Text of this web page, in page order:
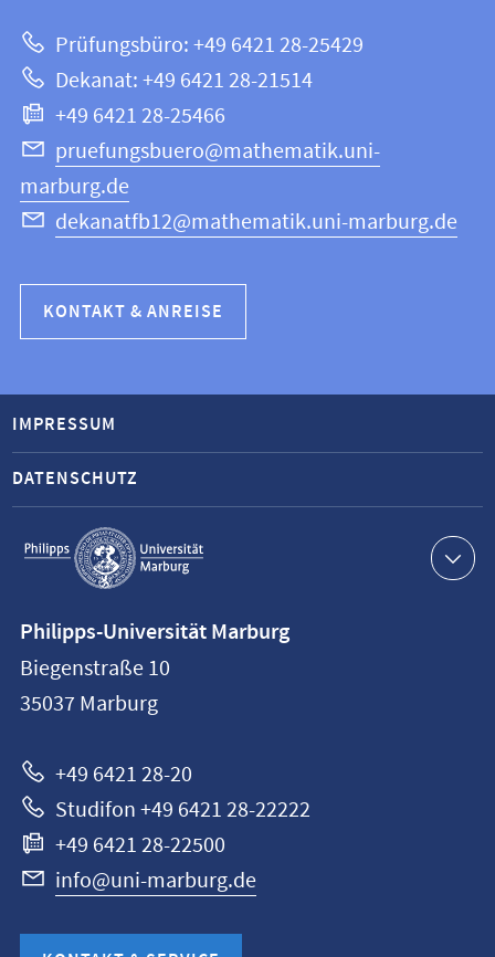
Website
und
Informatik
Prüfungsbüro: +49 6421 28-25429
Dekanat: +49 6421 28-21514
+49 6421 28-25466
pruefungsbuero@mathematik.uni-
marburg.de
dekanatfb12@mathematik.uni-marburg.de
KONTAKT & ANREISE
Service-
Navigation
IMPRESSUM
DATENSCHUTZ
Philipps-
Universität
Marburg
Philipps-Universität Marburg
Biegenstraße 10
35037 Marburg
+49 6421 28-20
Studifon +49 6421 28-22222
+49 6421 28-22500
info@uni-marburg.de